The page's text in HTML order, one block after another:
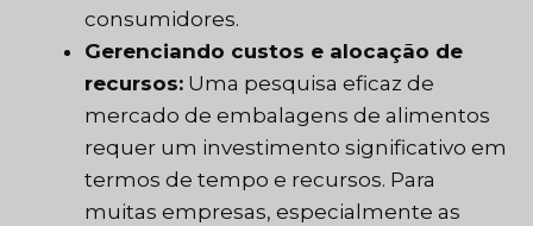
consumidores.
Gerenciando custos e alocação de
recursos: Uma pesquisa eficaz de
mercado de embalagens de alimentos
requer um investimento significativo em
termos de tempo e recursos. Para
muitas empresas, especialmente as